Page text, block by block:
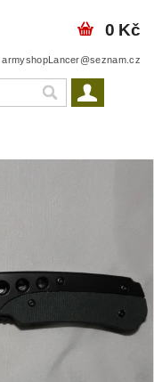
armyshopLancer@seznam.cz
0 Kč